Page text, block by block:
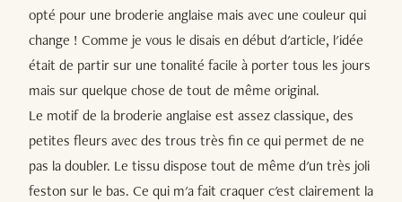
opté pour une broderie anglaise mais avec une couleur qui
change ! Comme je vous le disais en début d'article, l'idée
était de partir sur une tonalité facile à porter tous les jours
mais sur quelque chose de tout de même original.
Le motif de la broderie anglaise est assez classique, des
petites fleurs avec des trous très fin ce qui permet de ne
pas la doubler. Le tissu dispose tout de même d'un très joli
feston sur le bas. Ce qui m'a fait craquer c'est clairement la